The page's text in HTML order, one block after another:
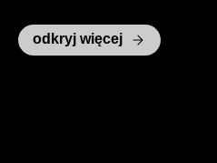
odkryj więcej